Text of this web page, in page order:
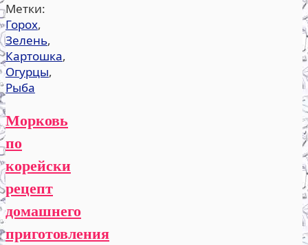
Метки:
Горох,
Зелень,
Картошка,
Огурцы,
Рыба
Морковь
по
корейски
рецепт
домашнего
приготовления